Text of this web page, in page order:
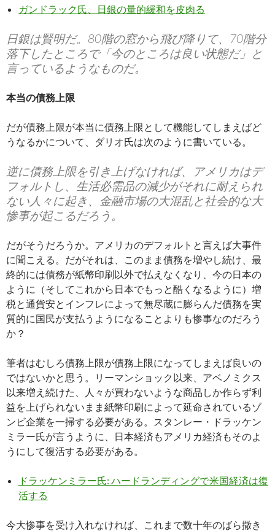
ガンドラック氏、日銀の量的緩和を皮肉る
日銀は賢明だ。80階の窓から飛び降りて、70階分
落下したところで「今のところは良い状態だ」と
言っているようなものだ。
本当の債務上限
だが債務上限が本当に債務上限として機能してしまえばど
うなるかについて、ダリオ氏は次のように書いている。
逆に債務上限を引き上げなければ、アメリカはデ
フォルトし、生活必需品の減少がそれに耐えられ
ない人々に起き、金融市場の大混乱と社会的な大
惨事が起こるだろう。
だがそうだろうか。アメリカのデフォルトと言えば大事件
に聞こえる。だがそれは、このまま債務を増やし続け、最
終的には債務が紙幣印刷以外で払えなくなり、今の日本の
ように（そしてこれから日本でもっと酷くなるように）増
税と通貨安とインフレによって無尽蔵に膨らんだ債務を実
質的に国民が支払うようになることよりも惨事なのだろう
か？
筆者はむしろ債務上限が債務上限になってしまえば良いの
ではないかと思う。リーマンショック以来、アベノミクス
以来増え続けた、人々が買わないような商品しか作らず利
益を上げられないまま紙幣印刷によって延命されているゾ
ンビ企業を一掃する必要がある。スタンレー・ドラッケン
ミラー氏が言うように、日本経済もアメリカ経済もそのよ
うにして復活する必要がある。
ドラッケンミラー氏: ハードランディングで米国経済は復
活する
今大惨事を受け入れなければ、これまで数十年のばら撒き